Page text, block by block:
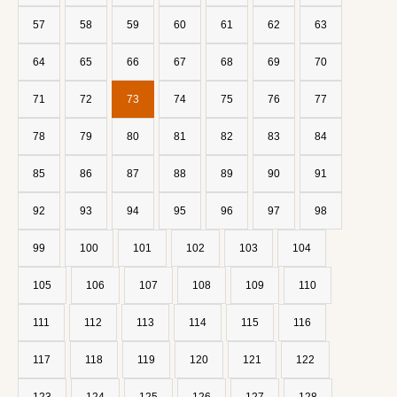
57 58 59 60 61 62 63
64 65 66 67 68 69 70
71 72 73 74 75 76 77
78 79 80 81 82 83 84
85 86 87 88 89 90 91
92 93 94 95 96 97 98
99 100 101 102 103 104
105 106 107 108 109 110
111 112 113 114 115 116
117 118 119 120 121 122